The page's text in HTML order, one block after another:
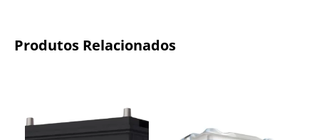
Produtos Relacionados